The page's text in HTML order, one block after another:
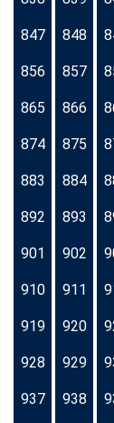
847 848
856 857
865 866
874 875
883 884
892 893
901 902
910 911
919 920
928 929
937 938